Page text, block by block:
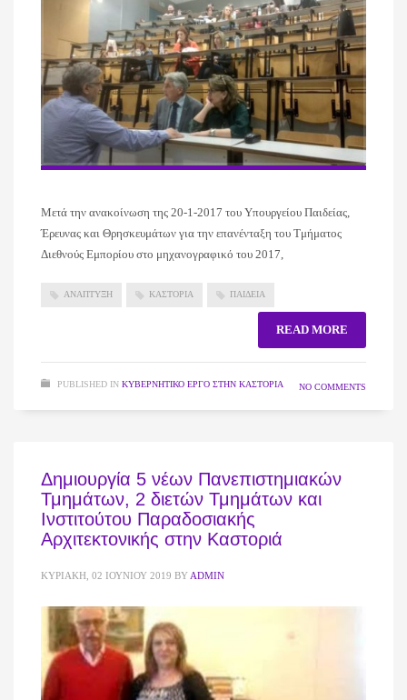
Μετά την ανακοίνωση της 20-1-2017 του Υπουργείου Παιδείας,
Έρευνας και Θρησκευμάτων για την επανένταξη του Τμήματος
Διεθνούς Εμπορίου στο μηχανογραφικό του 2017,
ΑΝΑΠΤΥΞΗ ΚΑΣΤΟΡΙΑ ΠΑΙΔΕΙΑ
READ MORE
PUBLISHED IN ΚΥΒΕΡΝΗΤΙΚΌ ΈΡΓΟ ΣΤΗΝ ΚΑΣΤΟΡΙΆ NO COMMENTS
Δημιουργία 5 νέων Πανεπιστημιακών
Τμημάτων, 2 διετών Τμημάτων και
Ινστιτούτου Παραδοσιακής
Αρχιτεκτονικής στην Καστοριά
ΚΥΡΙΑΚΉ, 02 ΙΟΥΝΊΟΥ 2019 BY ADMIN